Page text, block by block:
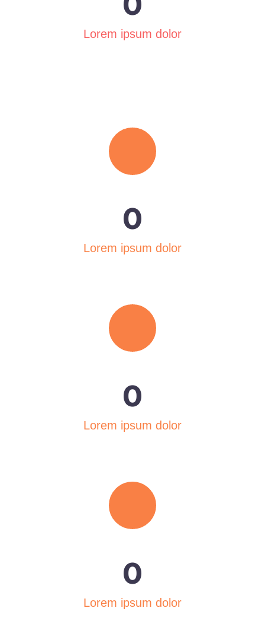
Lorem ipsum dolor
0
Lorem ipsum dolor
0
Lorem ipsum dolor
0
Lorem ipsum dolor